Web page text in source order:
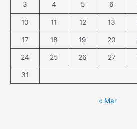
3 4 5 6
10 11 12 13
17 18 19 20
24 25 26 27
31
« Mar